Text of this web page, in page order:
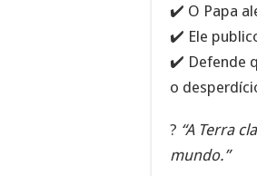
✔️ O Papa
✔️ Ele
✔️ Defende
o
? “A Terra
mundo.”